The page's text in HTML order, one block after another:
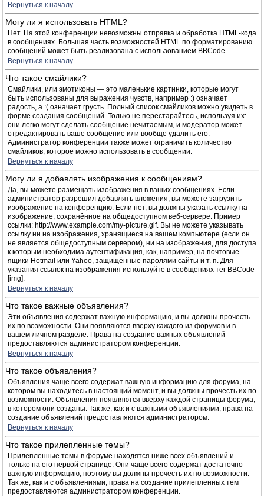
Вернуться к началу
Могу ли я использовать HTML?
Нет. На этой конференции невозможны отправка и обработка HTML-кода
в сообщениях. Большая часть возможностей HTML по форматированию
сообщений может быть реализована с использованием BBCode.
Вернуться к началу
Что такое смайлики?
Смайлики, или эмотиконы — это маленькие картинки, которые могут
быть использованы для выражения чувств, например :) означает
радость, а :( означает грусть. Полный список смайликов можно увидеть в
форме создания сообщений. Только не перестарайтесь, используя их:
они легко могут сделать сообщение нечитаемым, и модератор может
отредактировать ваше сообщение или вообще удалить его.
Администратор конференции также может ограничить количество
смайликов, которое можно использовать в сообщении.
Вернуться к началу
Могу ли я добавлять изображения к сообщениям?
Да, вы можете размещать изображения в ваших сообщениях. Если
администратор разрешил добавлять вложения, вы можете загрузить
изображение на конференцию. Если нет, вы должны указать ссылку на
изображение, сохранённое на общедоступном веб-сервере. Пример
ссылки: http://www.example.com/my-picture.gif. Вы не можете указывать
ссылку ни на изображения, хранящиеся на вашем компьютере (если он
не является общедоступным сервером), ни на изображения, для доступа
к которым необходима аутентификация, как, например, на почтовые
ящики Hotmail или Yahoo, защищённые паролями сайты и т. п. Для
указания ссылок на изображения используйте в сообщениях тег BBCode
[img].
Вернуться к началу
Что такое важные объявления?
Эти объявления содержат важную информацию, и вы должны прочесть
их по возможности. Они появляются вверху каждого из форумов и в
вашем личном разделе. Права на создание важных объявлений
предоставляются администратором конференции.
Вернуться к началу
Что такое объявления?
Объявления чаще всего содержат важную информацию для форума, на
котором вы находитесь в настоящий момент, и вы должны прочесть их по
возможности. Объявления появляются вверху каждой страницы форума,
в котором они созданы. Так же, как и с важными объявлениями, права на
создание объявлений предоставляются администратором.
Вернуться к началу
Что такое прилепленные темы?
Прилепленные темы в форуме находятся ниже всех объявлений и
только на его первой странице. Они чаще всего содержат достаточно
важную информацию, поэтому вы должны прочесть их по возможности.
Так же, как и с объявлениями, права на создание прилепленных тем
предоставляются администратором конференции.